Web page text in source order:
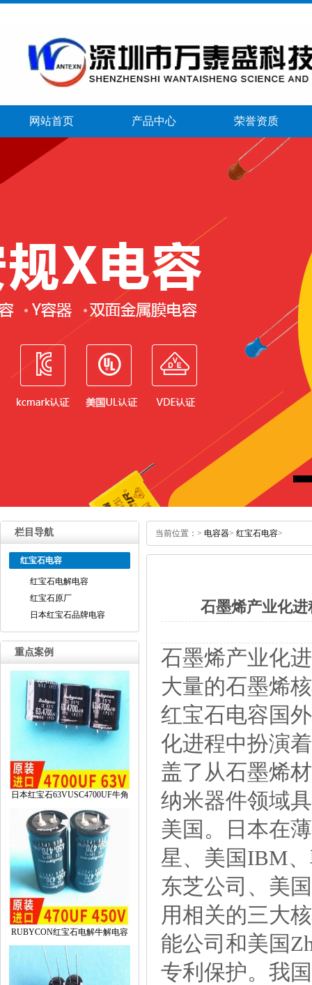
网站首页 产品中心 荣誉资质
banner
栏目导航
红宝石电容
红宝石电解电容
红宝石原厂
日本红宝石品牌电容
重点案例
日本红宝石63VUSC4700UF牛角
RUBYCON红宝石电解牛解电容
当前位置： > 电容器> 红宝石电容>
石墨烯产业化
石墨烯产业化
大量的石墨烯
红宝石电容国
化进程中扮演
盖了从石墨烯
纳米器件领域
美国。日本在
星、美国IBM
东芝公司、美
用相关的三大
能公司和美国
专利保护。我